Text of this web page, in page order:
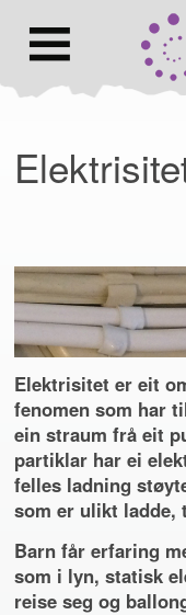
Hovedmeny
til
Elektrisitet er eit
fenomen som har
ein straum frå eit
partiklar har ei
felles ladning
som er ulikt ladde,
Barn får erfaring
som i lyn, statisk
reise seg og